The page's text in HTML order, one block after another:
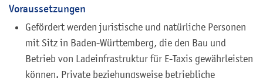
Voraussetzungen
Gefördert werden juristische und natürliche Personen
mit Sitz in Baden-Württemberg, die den Bau und
Betrieb von Ladeinfrastruktur für E-Taxis gewährleisten
können. Private beziehungsweise betriebliche